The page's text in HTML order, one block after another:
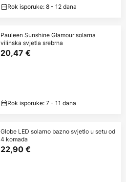
Rok isporuke: 8 - 12 dana
Pauleen Sunshine Glamour solarna
vilinska svjetla srebrna
20,47 €
Rok isporuke: 7 - 11 dana
Globe LED solarno bazno svjetlo u setu od
4 komada
22,90 €